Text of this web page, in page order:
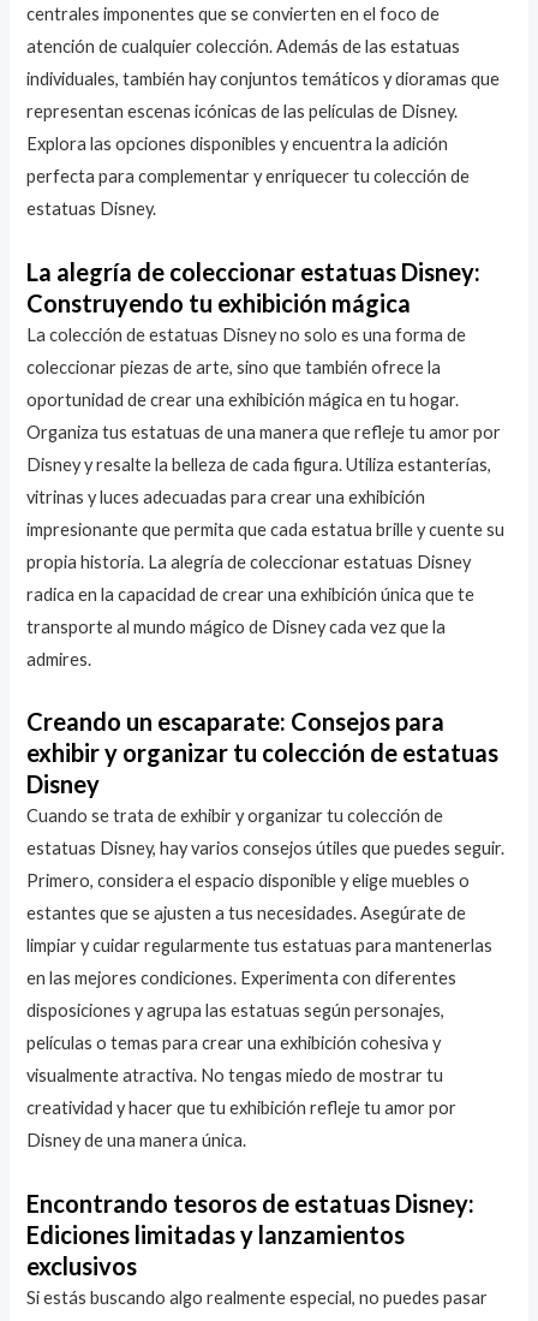
centrales imponentes que se convierten en el foco de
atención de cualquier colección. Además de las estatuas
individuales, también hay conjuntos temáticos y dioramas que
representan escenas icónicas de las películas de Disney.
Explora las opciones disponibles y encuentra la adición
perfecta para complementar y enriquecer tu colección de
estatuas Disney.
La alegría de coleccionar estatuas Disney:
Construyendo tu exhibición mágica
La colección de estatuas Disney no solo es una forma de
coleccionar piezas de arte, sino que también ofrece la
oportunidad de crear una exhibición mágica en tu hogar.
Organiza tus estatuas de una manera que refleje tu amor por
Disney y resalte la belleza de cada figura. Utiliza estanterías,
vitrinas y luces adecuadas para crear una exhibición
impresionante que permita que cada estatua brille y cuente su
propia historia. La alegría de coleccionar estatuas Disney
radica en la capacidad de crear una exhibición única que te
transporte al mundo mágico de Disney cada vez que la
admires.
Creando un escaparate: Consejos para
exhibir y organizar tu colección de estatuas
Disney
Cuando se trata de exhibir y organizar tu colección de
estatuas Disney, hay varios consejos útiles que puedes seguir.
Primero, considera el espacio disponible y elige muebles o
estantes que se ajusten a tus necesidades. Asegúrate de
limpiar y cuidar regularmente tus estatuas para mantenerlas
en las mejores condiciones. Experimenta con diferentes
disposiciones y agrupa las estatuas según personajes,
películas o temas para crear una exhibición cohesiva y
visualmente atractiva. No tengas miedo de mostrar tu
creatividad y hacer que tu exhibición refleje tu amor por
Disney de una manera única.
Encontrando tesoros de estatuas Disney:
Ediciones limitadas y lanzamientos
exclusivos
Si estás buscando algo realmente especial, no puedes pasar